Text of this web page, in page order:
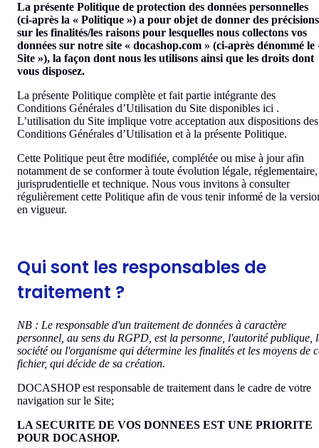
La présente Politique de protection des données personnelles
(ci-après la « Politique ») a pour objet de donner des précisions
sur les finalités/les raisons pour lesquelles nous collectons vos
données sur notre site « docashop.com » (ci-après dénommé le
Site »), la façon dont nous les utilisons ainsi que les droits dont
vous disposez.
La présente Politique complète et fait partie intégrante des
Conditions Générales d’Utilisation du Site disponibles ici .
L’utilisation du Site implique votre acceptation aux dispositions des
Conditions Générales d’Utilisation et à la présente Politique.
Cette Politique peut être modifiée, complétée ou mise à jour afin
notamment de se conformer à toute évolution légale, réglementaire,
jurisprudentielle et technique. Nous vous invitons à consulter
régulièrement cette Politique afin de vous tenir informé de la
en vigueur.
Qui sont les responsables de
traitement ?
NB : Le responsable d'un traitement de données à caractère
personnel, au sens du RGPD, est la personne, l'autorité publique,
société ou l'organisme qui détermine les finalités et les moyens de
fichier, qui décide de sa création.
DOCASHOP est responsable de traitement dans le cadre de votre
navigation sur le Site;
LA SECURITE DE VOS DONNEES EST UNE PRIORITE
POUR DOCASHOP.